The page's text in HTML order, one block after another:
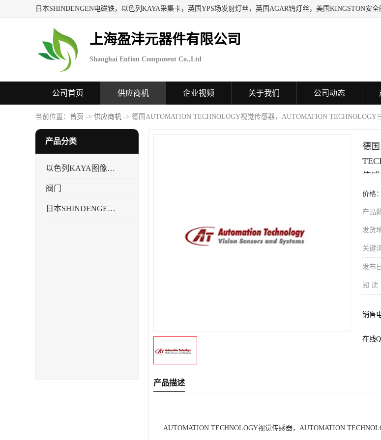
上海盈沣元器件有限公司
Shanghai Enfion Component Co.,Ltd
公司首页 供应商机 企业视频 关于我们 公司动态
当前位置： 首页 -> 供应商机 -> 德国AUTOMATION TECHNOLOGY视觉传感器，AUTOMATION
产品分类
以色列KAYA图像采集卡，数据采集卡
阀门
日本SHINDENGEN电磁铁
德
传
价格：
产品
发货
关键
发布
阅 读
销售
在线
产品描述
AUTOMATION TECHNOLOGY视觉传感器，AUTOMATION